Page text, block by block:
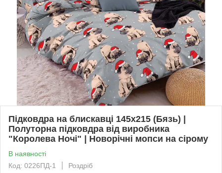
Підковдра на блискавці 145х215 (Бязь) |
Полуторна підковдра від виробника
"Королева Ночі" | Новорічні мопси на сірому
В наявності
Код: 0226ПД-1
Роздріб